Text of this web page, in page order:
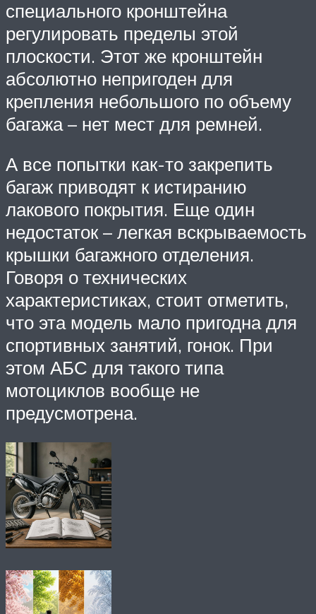
специального кронштейна
регулировать пределы этой
плоскости. Этот же кронштейн
абсолютно непригоден для
крепления небольшого по объему
багажа – нет мест для ремней.
А все попытки как-то закрепить
багаж приводят к истиранию
лакового покрытия. Еще один
недостаток – легкая вскрываемость
крышки багажного отделения.
Говоря о технических
характеристиках, стоит отметить,
что эта модель мало пригодна для
спортивных занятий, гонок. При
этом АБС для такого типа
мотоциклов вообще не
предусмотрена.